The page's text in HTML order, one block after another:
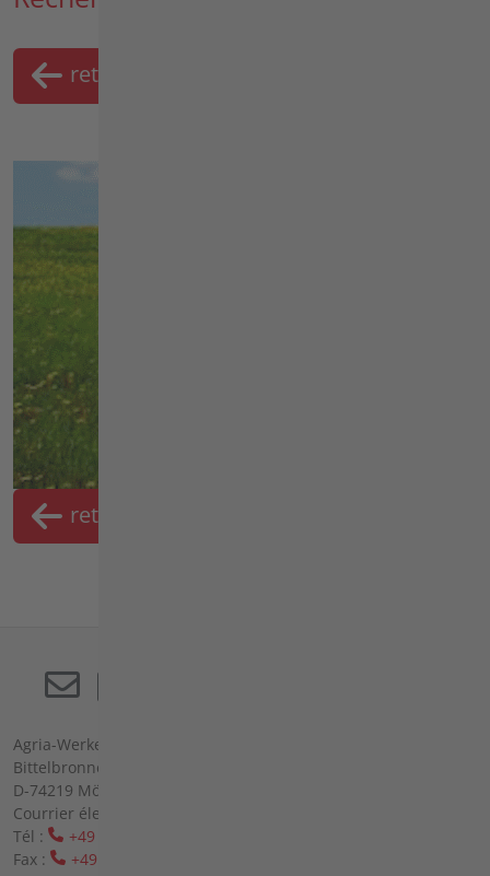
retour
retour
Agria-Werke GmbH (société à responsabilité limitée)
Bittelbronner Str. 42
D-74219 Möckmühl
Courrier électronique :
Tél :
+49 6298 39-0
Fax :
+49 6298 39-111